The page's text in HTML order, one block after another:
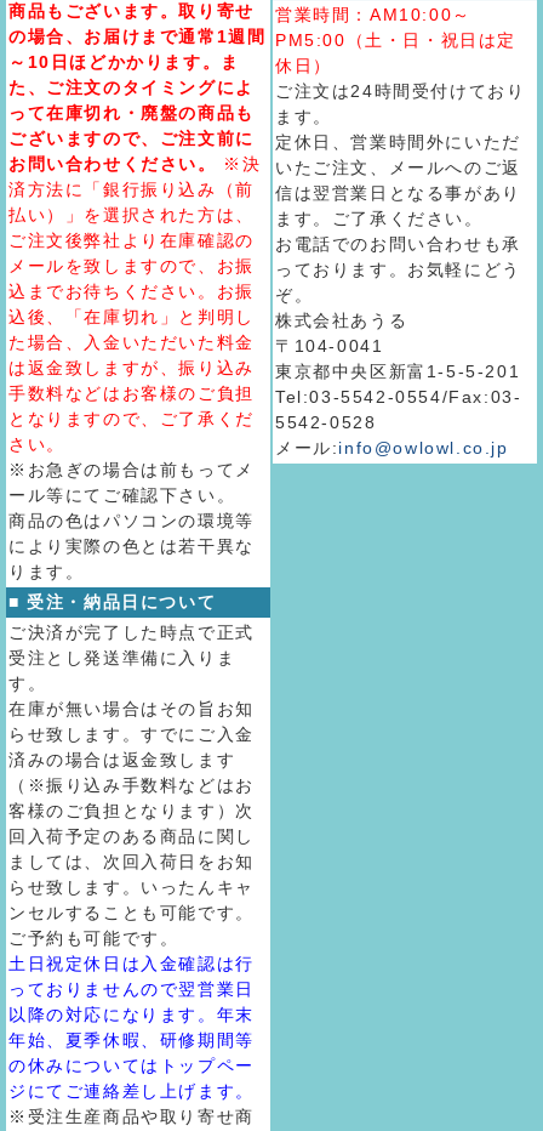
商品もございます。取り寄せ
の場合、お届けまで通常1週間
～10日ほどかかります。ま
た、ご注文のタイミングによ
って在庫切れ・廃盤の商品も
ございますので、ご注文前に
お問い合わせください。
※決
済方法に「銀行振り込み（前
払い）」を選択された方は、
ご注文後弊社より在庫確認の
メールを致しますので、お振
込までお待ちください。お振
込後、「在庫切れ」と判明し
た場合、入金いただいた料金
は返金致しますが、振り込み
手数料などはお客様のご負担
となりますので、ご了承くだ
さい。
※お急ぎの場合は前もってメ
ール等にてご確認下さい。
商品の色はパソコンの環境等
により実際の色とは若干異な
ります。
■ 受注・納品日について
ご決済が完了した時点で正式
受注とし発送準備に入りま
す。
在庫が無い場合はその旨お知
らせ致します。すでにご入金
済みの場合は返金致します
（※振り込み手数料などはお
客様のご負担となります）次
回入荷予定のある商品に関し
ましては、次回入荷日をお知
らせ致します。いったんキャ
ンセルすることも可能です。
ご予約も可能です。
土日祝定休日は入金確認は行
っておりませんので翌営業日
以降の対応になります。年末
年始、夏季休暇、研修期間等
の休みについてはトップペー
ジにてご連絡差し上げます。
※受注生産商品や取り寄せ商
営業時間：AM10:00～
PM5:00（土・日・祝日は定
休日）
ご注文は24時間受付けており
ます。
定休日、営業時間外にいただ
いたご注文、メールへのご返
信は翌営業日となる事があり
ます。ご了承ください。
お電話でのお問い合わせも承
っております。お気軽にどう
ぞ。
株式会社あうる
〒104-0041
東京都中央区新富1-5-5-201
Tel:03-5542-0554/Fax:03-
5542-0528
メール:info@owlowl.co.jp